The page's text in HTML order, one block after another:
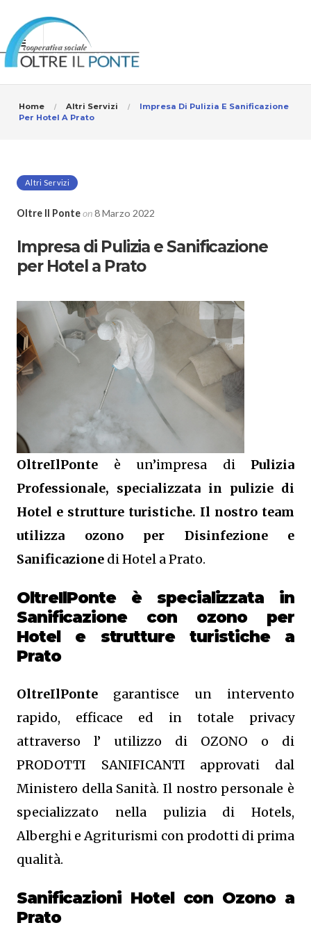
Home Altri Servizi
Impresa Di Pulizia E Sanificazione
Per Hotel A Prato
Altri Servizi
Oltre Il Ponteon8 Marzo 2022
Impresa di Pulizia e Sanificazione
per Hotel a Prato
OltreIlPonte è un’impresa di Pulizia
Professionale, specializzata in pulizie di
Hotel e strutture turistiche. Il nostro team
utilizza ozono per Disinfezione e
Sanificazione di Hotel a Prato.
OltreIlPonte è specializzata in
Sanificazione con ozono per
Hotel e strutture turistiche a
Prato
OltreIlPonte garantisce un intervento
rapido, efficace ed in totale privacy
attraverso l’ utilizzo di OZONO o di
PRODOTTI SANIFICANTI approvati dal
Ministero della Sanità. Il nostro personale è
specializzato nella pulizia di Hotels,
Alberghi e Agriturismi con prodotti di prima
qualità.
Sanificazioni Hotel con Ozono a
Prato